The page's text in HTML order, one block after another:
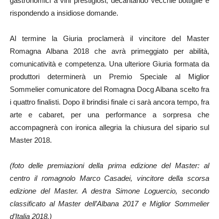
rispondendo a insidiose domande.
Al termine la Giuria proclamerà il vincitore del Master
Romagna Albana 2018 che avrà primeggiato per abilità,
comunicatività e competenza. Una ulteriore Giuria formata da
produttori determinerà un Premio Speciale al Miglior
Sommelier comunicatore del Romagna Docg Albana scelto fra
i quattro finalisti. Dopo il brindisi finale ci sarà ancora tempo, fra
arte e cabaret, per una performance a sorpresa che
accompagnerà con ironica allegria la chiusura del sipario sul
Master 2018.
(foto delle premiazioni della prima edizione del Master: al
centro il romagnolo Marco Casadei, vincitore della scorsa
edizione del Master. A destra Simone Loguercio, secondo
classificato al Master dell’Albana 2017 e Miglior Sommelier
d’Italia 2018.)